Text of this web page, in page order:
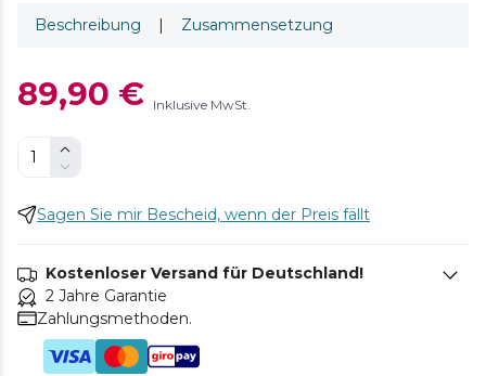
Beschreibung | Zusammensetzung
89,90 € Inklusive MwSt.
Sagen Sie mir Bescheid, wenn der Preis fällt
Kostenloser Versand für Deutschland!
2 Jahre Garantie
Zahlungsmethoden.